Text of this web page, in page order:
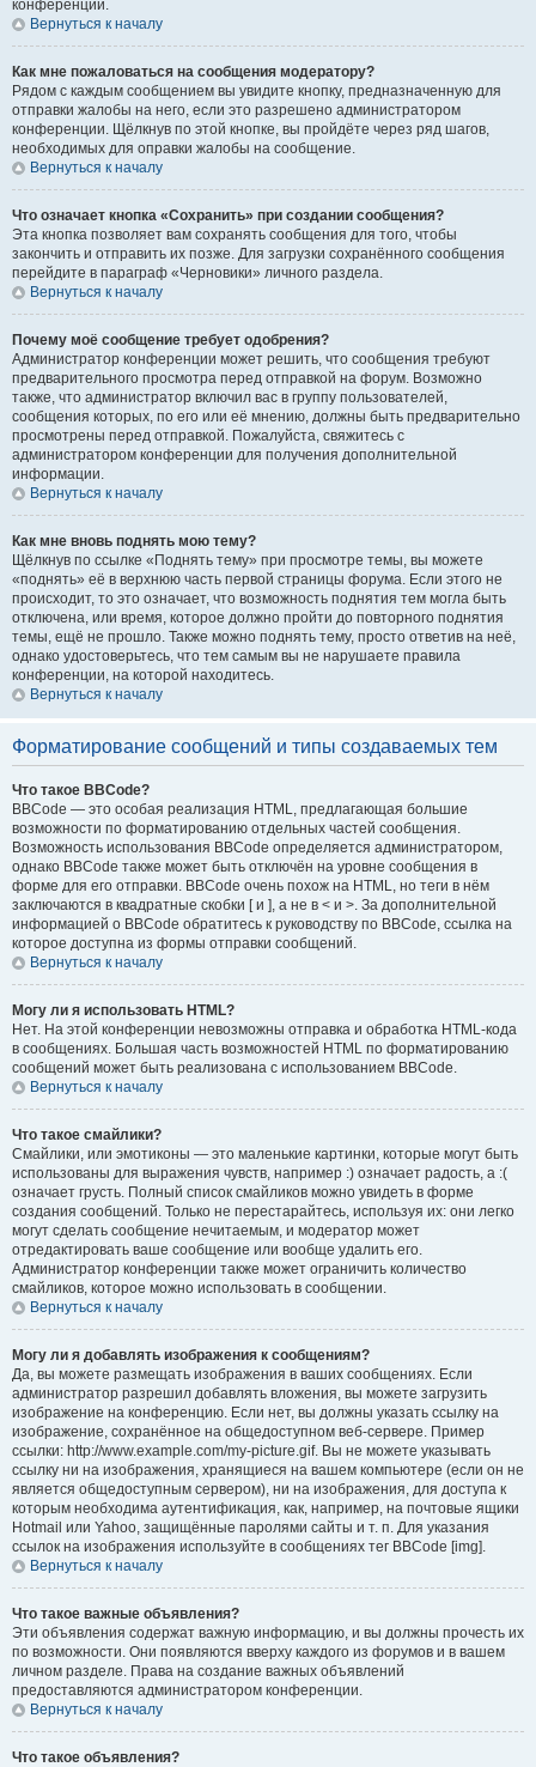
конференции.
Вернуться к началу
Как мне пожаловаться на сообщения модератору?
Рядом с каждым сообщением вы увидите кнопку, предназначенную для
отправки жалобы на него, если это разрешено администратором
конференции. Щёлкнув по этой кнопке, вы пройдёте через ряд шагов,
необходимых для оправки жалобы на сообщение.
Вернуться к началу
Что означает кнопка «Сохранить» при создании сообщения?
Эта кнопка позволяет вам сохранять сообщения для того, чтобы
закончить и отправить их позже. Для загрузки сохранённого сообщения
перейдите в параграф «Черновики» личного раздела.
Вернуться к началу
Почему моё сообщение требует одобрения?
Администратор конференции может решить, что сообщения требуют
предварительного просмотра перед отправкой на форум. Возможно
также, что администратор включил вас в группу пользователей,
сообщения которых, по его или её мнению, должны быть предварительно
просмотрены перед отправкой. Пожалуйста, свяжитесь с
администратором конференции для получения дополнительной
информации.
Вернуться к началу
Как мне вновь поднять мою тему?
Щёлкнув по ссылке «Поднять тему» при просмотре темы, вы можете
«поднять» её в верхнюю часть первой страницы форума. Если этого не
происходит, то это означает, что возможность поднятия тем могла быть
отключена, или время, которое должно пройти до повторного поднятия
темы, ещё не прошло. Также можно поднять тему, просто ответив на неё,
однако удостоверьтесь, что тем самым вы не нарушаете правила
конференции, на которой находитесь.
Вернуться к началу
Форматирование сообщений и типы создаваемых тем
Что такое BBCode?
BBCode — это особая реализация HTML, предлагающая большие
возможности по форматированию отдельных частей сообщения.
Возможность использования BBCode определяется администратором,
однако BBCode также может быть отключён на уровне сообщения в
форме для его отправки. BBCode очень похож на HTML, но теги в нём
заключаются в квадратные скобки [ и ], а не в < и >. За дополнительной
информацией о BBCode обратитесь к руководству по BBCode, ссылка на
которое доступна из формы отправки сообщений.
Вернуться к началу
Могу ли я использовать HTML?
Нет. На этой конференции невозможны отправка и обработка HTML-кода
в сообщениях. Большая часть возможностей HTML по форматированию
сообщений может быть реализована с использованием BBCode.
Вернуться к началу
Что такое смайлики?
Смайлики, или эмотиконы — это маленькие картинки, которые могут быть
использованы для выражения чувств, например :) означает радость, а :(
означает грусть. Полный список смайликов можно увидеть в форме
создания сообщений. Только не перестарайтесь, используя их: они легко
могут сделать сообщение нечитаемым, и модератор может
отредактировать ваше сообщение или вообще удалить его.
Администратор конференции также может ограничить количество
смайликов, которое можно использовать в сообщении.
Вернуться к началу
Могу ли я добавлять изображения к сообщениям?
Да, вы можете размещать изображения в ваших сообщениях. Если
администратор разрешил добавлять вложения, вы можете загрузить
изображение на конференцию. Если нет, вы должны указать ссылку на
изображение, сохранённое на общедоступном веб-сервере. Пример
ссылки: http://www.example.com/my-picture.gif. Вы не можете указывать
ссылку ни на изображения, хранящиеся на вашем компьютере (если он не
является общедоступным сервером), ни на изображения, для доступа к
которым необходима аутентификация, как, например, на почтовые ящики
Hotmail или Yahoo, защищённые паролями сайты и т. п. Для указания
ссылок на изображения используйте в сообщениях тег BBCode [img].
Вернуться к началу
Что такое важные объявления?
Эти объявления содержат важную информацию, и вы должны прочесть их
по возможности. Они появляются вверху каждого из форумов и в вашем
личном разделе. Права на создание важных объявлений
предоставляются администратором конференции.
Вернуться к началу
Что такое объявления?